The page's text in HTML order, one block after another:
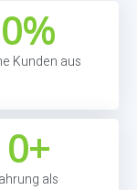
Kunden aus
0%
als
0+